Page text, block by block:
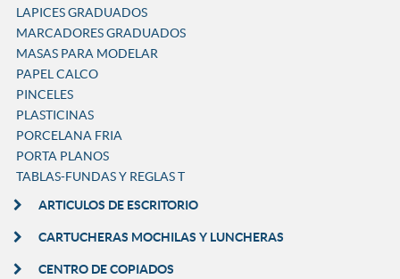
LAPICES GRADUADOS
MARCADORES GRADUADOS
MASAS PARA MODELAR
PAPEL CALCO
PINCELES
PLASTICINAS
PORCELANA FRIA
PORTA PLANOS
TABLAS-FUNDAS Y REGLAS T
ARTICULOS DE ESCRITORIO
CARTUCHERAS MOCHILAS Y LUNCHERAS
CENTRO DE COPIADOS